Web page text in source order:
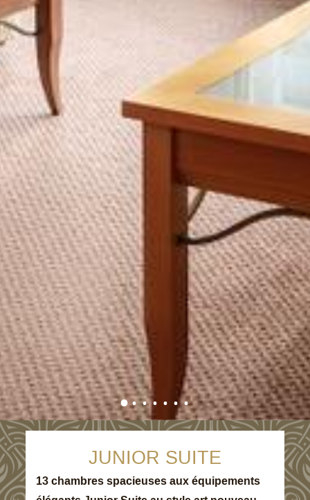
JUNIOR SUITE
13 chambres spacieuses aux équipements